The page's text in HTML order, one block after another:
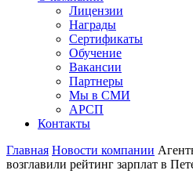
Лицензии
Награды
Сертификаты
Обучение
Вакансии
Партнеры
Мы в СМИ
АРСП
Контакты
Главная Новости компании
возглавили рейтинг зарплат в